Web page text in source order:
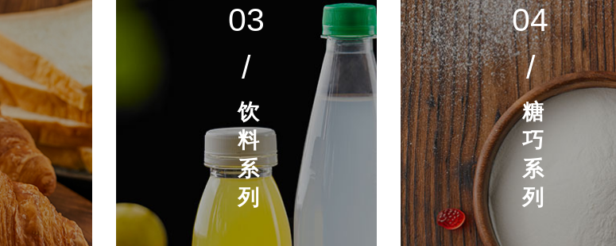
03
/
饮
料
系
列
罗汉果提取物
罗汉果浓缩汁
04
/
糖
巧
系
列
糖巧系列
罗汉果提取物